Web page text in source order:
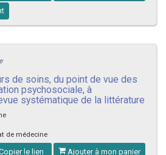
de soins, du point de vue des
psychosociale, à
systématique de la littérature
de médecine
le lien Ajouter à mon panier